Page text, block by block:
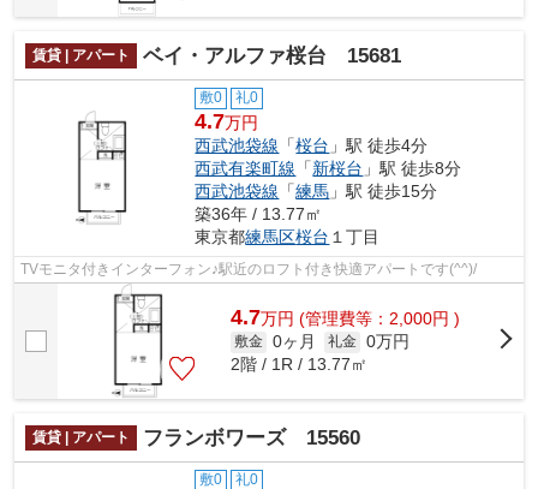
賃貸 | アパート ベイ・アルファ桜台 15681
敷0 礼0
4.7万円
西武池袋線 「桜台 」駅 徒歩4分
西武有楽町線 「新桜台 」駅 徒歩8分
西武池袋線 「練馬 」駅 徒歩15分
築36年 / 13.77㎡
東京都練馬区桜台 １丁目
TVモニタ付きインターフォン♪駅近のロフト付き快適アパートです(^^)/
4.7万円 (管理費等：2,000円 )
敷金 0ヶ月 礼金 0万円
2階 / 1R / 13.77㎡
賃貸 | アパート フランボワーズ 15560
敷0 礼0